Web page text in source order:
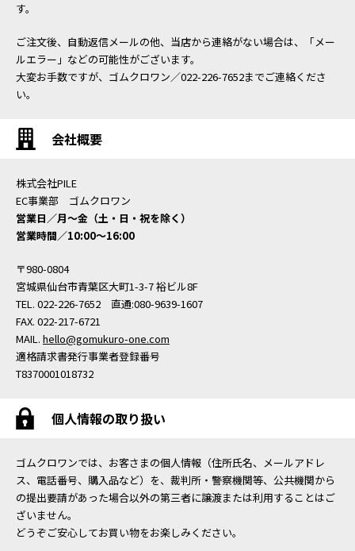
す。
ご注文後、自動返信メールの他、当店から連絡がない場合は、「メー
ルエラー」などの可能性がございます。
大変お手数ですが、ゴムクロワン／022-226-7652までご連絡くださ
い。
会社概要
株式会社PILE
EC事業部 ゴムクロワン
営業日／月〜金（土・日・祝を除く）
営業時間／10:00〜16:00
〒980-0804
宮城県仙台市青葉区大町1-3-7 裕ビル8F
TEL. 022-226-7652 直通:080-9639-1607
FAX. 022-217-6721
MAIL. hello@gomukuro-one.com
適格請求書発行事業者登録番号
T8370001018732
個人情報の取り扱い
ゴムクロワンでは、お客さまの個人情報（住所氏名、メールアドレ
ス、電話番号、購入品など）を、裁判所・警察機関等、公共機関から
の提出要請があった場合以外の第三者に譲渡または利用することはご
ざいません。
どうぞご安心してお買い物をお楽しみください。